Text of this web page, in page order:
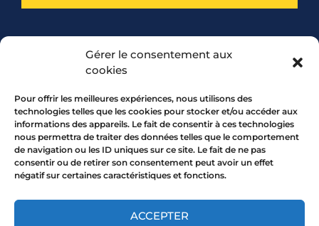
Gérer le consentement aux
cookies
Pour offrir les meilleures expériences, nous utilisons des
technologies telles que les cookies pour stocker et/ou accéder aux
informations des appareils. Le fait de consentir à ces technologies
nous permettra de traiter des données telles que le comportement
de navigation ou les ID uniques sur ce site. Le fait de ne pas
consentir ou de retirer son consentement peut avoir un effet
négatif sur certaines caractéristiques et fonctions.
ACCEPTER